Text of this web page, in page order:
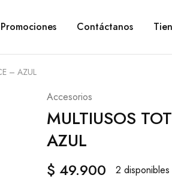
Promociones Contáctanos
– AZUL
Accesorios
MULTIUSOS
AZUL
$ 49.900 2 disponibles